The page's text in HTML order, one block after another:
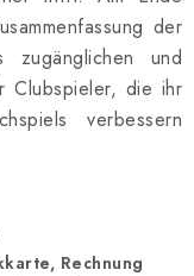
der
zugänglichen und
Clubspieler, die ihr
verbessern
Rechnung